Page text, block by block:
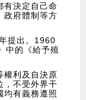
有決定自己命
政府體制等方
提出。1960
中的《給予殖
權利及自決原
，不受外界干
均有義務遵照